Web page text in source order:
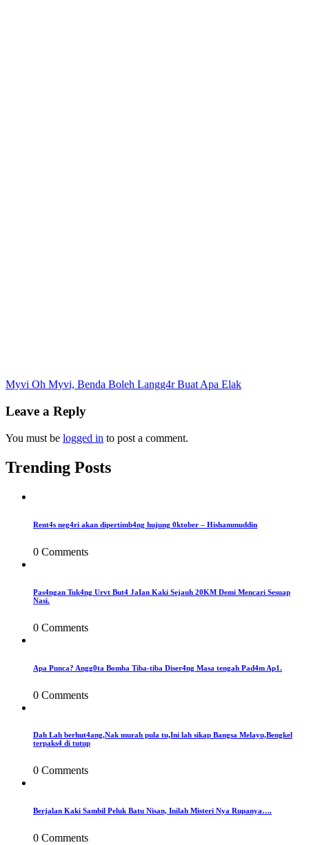
Post
navigation
Myvi Oh Myvi, Benda Boleh Langg4r Buat Apa Elak
Leave a Reply
You must be logged in to post a comment.
Trending Posts
Rent4s neg4ri akan dipertimb4ng hujung 0ktober – Hishammuddin
0 Comments
Pas4ngan Tuk4ng Urvt But4 JaIan Kaki Sejauh 20KM Demi Mencari Sesuap
Nasi.
0 Comments
Apa Punca? Angg0ta Bomba Tiba-tiba Diser4ng Masa tengah Pad4m Ap1.
0 Comments
Dah Lah berhut4ang,Nak murah pula tu,Ini lah sikap Bangsa Melayu,Bengkel
terpaks4 di tutup
0 Comments
Berjalan Kaki Sambil Peluk Batu Nisan, Inilah Misteri Nya Rupanya….
0 Comments